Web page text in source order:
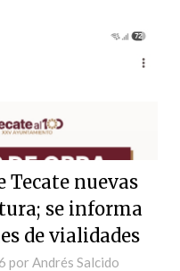
Tecate nuevas
se informa
de vialidades
por Andrés Salcido